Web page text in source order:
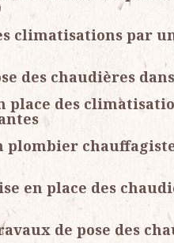
climatisations par
des chaudières
place des
plombier
en place des
de pose des